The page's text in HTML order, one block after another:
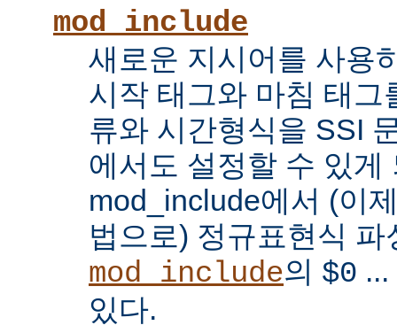
mod_include
새로운 지시어를 사용
시작 태그와 마침 태그
류와 시간형식을 SSI
에서도 설정할 수 있게
mod_include에서 (이
법으로) 정규표현식
mod_include의 $0 ...
있다.